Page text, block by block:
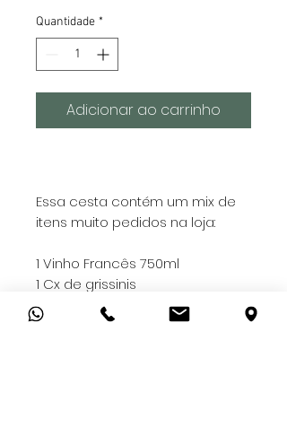
Quantidade *
Adicionar ao carrinho
Essa cesta contém um mix de
itens muito pedidos na loja:
1 Vinho Francês 750ml
1 Cx de grissinis
1 Pct de torradas temperdas
italianas